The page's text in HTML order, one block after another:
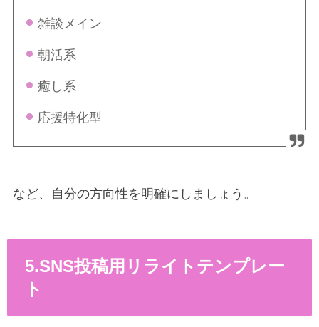
雑談メイン
朝活系
癒し系
応援特化型
など、自分の方向性を明確にしましょう。
5.SNS投稿用リライトテンプレー
ト